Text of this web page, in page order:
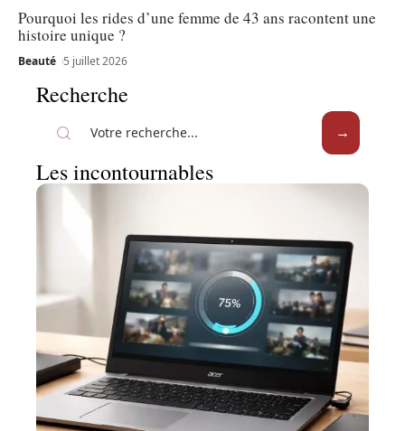
Pourquoi les rides d’une femme de 43 ans racontent une
histoire unique ?
Beauté 5 juillet 2026
Recherche
Les incontournables